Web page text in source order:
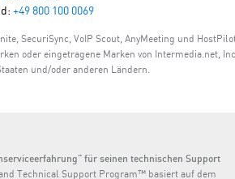
+49 800 100 0069
SecuriSync, VoIP Scout, AnyMeeting und
oder eingetragene Marken von Intermedia.net,
und/oder anderen Ländern.
für seinen technischen Support
Technical Support Program™ basiert auf dem